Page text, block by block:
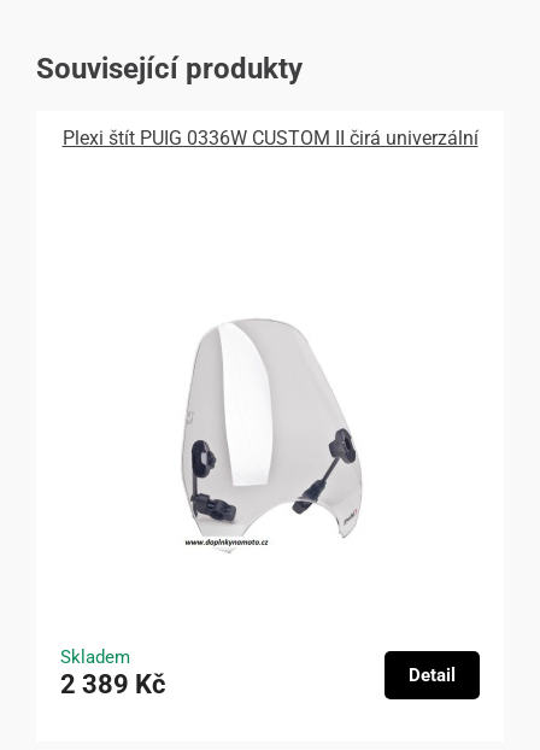
Související produkty
Plexi štít PUIG 0336W CUSTOM II čirá univerzální
Skladem
2 389 Kč Detail